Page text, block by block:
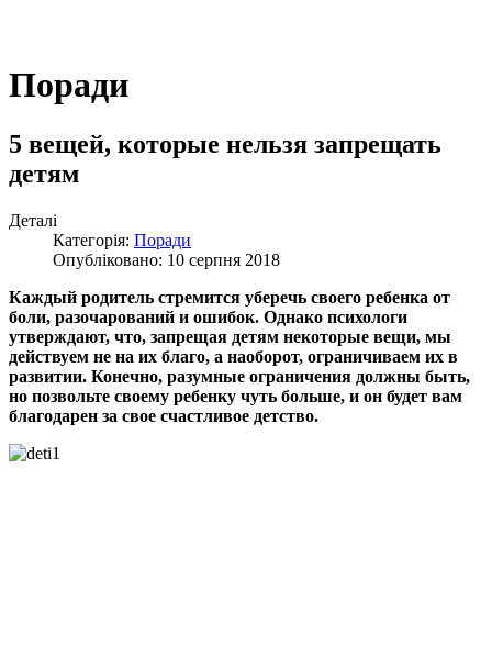
Поради
5 вещей, которые нельзя запрещать
детям
Деталі
Категорія: Поради
Опубліковано: 10 серпня 2018
Каждый родитель стремится уберечь своего ребенка от
боли, разочарований и ошибок. Однако психологи
утверждают, что, запрещая детям некоторые вещи, мы
действуем не на их благо, а наоборот, ограничиваем их в
развитии. Конечно, разумные ограничения должны быть,
но позвольте своему ребенку чуть больше, и он будет вам
благодарен за свое счастливое детство.